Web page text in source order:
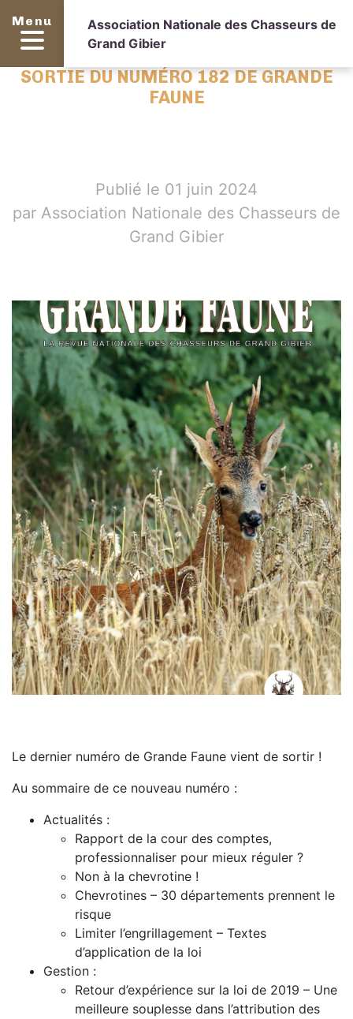
Menu
Association Nationale des Chasseurs de
Grand Gibier
SORTIE DU NUMÉRO 182 DE GRANDE
FAUNE
Publié le 01 juin 2024
par Association Nationale des Chasseurs de
Grand Gibier
Le dernier numéro de Grande Faune vient de sortir !
Au sommaire de ce nouveau numéro :
Actualités :
Rapport de la cour des comptes,
professionnaliser pour mieux réguler ?
Non à la chevrotine !
Chevrotines – 30 départements prennent le
risque
Limiter l’engrillagement – Textes
d’application de la loi
Gestion :
Retour d’expérience sur la loi de 2019 – Une
meilleure souplesse dans l’attribution des